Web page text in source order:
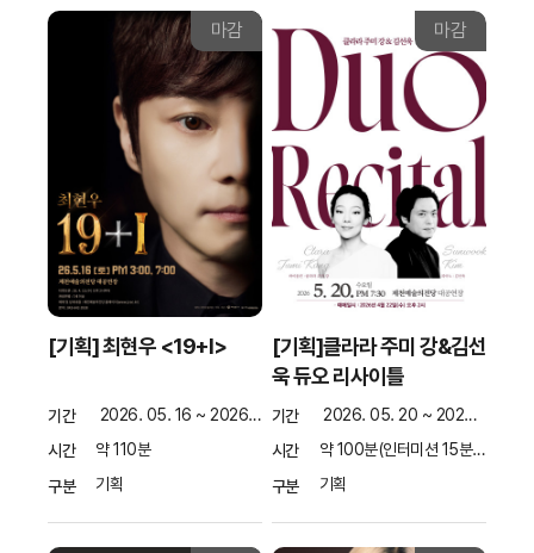
마감
[기획] 최현우 <19+I>
기간
2026. 05. 16 ~ 2026. 05. 16
시간
약 110분
구분
기획
마감
[기획]클라라 주미 강&김선
욱 듀오 리사이틀
기간
2026. 05. 20 ~ 2026. 05. 20
시간
약 100분(인터미션 15분 포함)
구분
기획